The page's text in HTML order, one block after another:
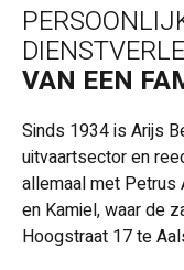
VAN EEN
Sinds 1934 is Arijs
uitvaartsector en
allemaal met Petrus
en Kamiel, waar de
Hoogstraat 17 te